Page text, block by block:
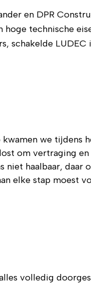
en DPR
technische
schakelde
we
om vertraging en
haalbaar, daar
elke stap moest
volledig